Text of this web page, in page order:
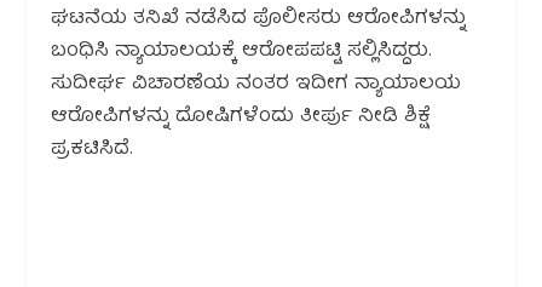
ಘಟನೆಯ ತನಿಖೆ ನಡೆಸಿದ ಪೊಲೀಸರು ಆರೋಪಿಗಳನ್ನು
ಬಂಧಿಸಿ ನ್ಯಾಯಾಲಯಕ್ಕೆ ಆರೋಪಪಟ್ಟಿ ಸಲ್ಲಿಸಿದ್ದರು.
ಸುದೀರ್ಘ ವಿಚಾರಣೆಯ ನಂತರ ಇದೀಗ ನ್ಯಾಯಾಲಯ
ಆರೋಪಿಗಳನ್ನು ದೋಷಿಗಳೆಂದು ತೀರ್ಪು ನೀಡಿ ಶಿಕ್ಷೆ
ಪ್ರಕಟಿಸಿದೆ.